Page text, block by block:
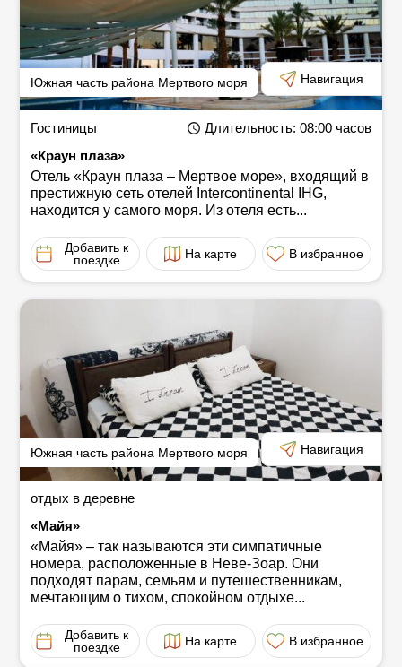
Южная часть района Мертвого моря Навигация
Гостиницы Длительность: 08:00 часов
«Краун плаза»
Отель «Краун плаза ‒ Мертвое море», входящий в
престижную сеть отелей Intercontinental IHG,
находится у самого моря. Из отеля есть...
Добавить к
поездке
На карте В избранное
Южная часть района Мертвого моря Навигация
отдых в деревне
«Майя»
«Майя» ‒ так называются эти симпатичные
номера, расположенные в Неве-Зоар. Они
подходят парам, семьям и путешественникам,
мечтающим о тихом, спокойном отдыхе...
Добавить к
поездке
На карте В избранное